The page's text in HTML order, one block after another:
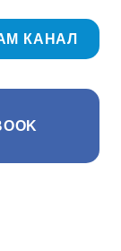
КАНАЛ